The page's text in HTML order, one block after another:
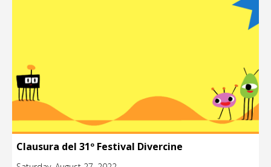
Clausura del 31º Festival Divercine